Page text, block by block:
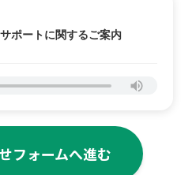
ポートに関するご案内
フォームへ進む